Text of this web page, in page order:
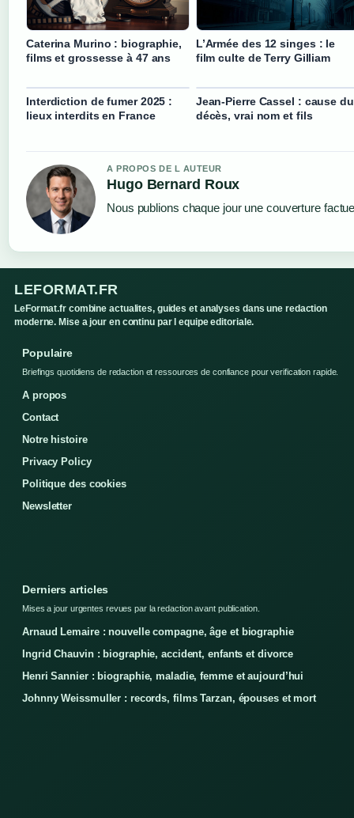
Caterina Murino : biographie,
films et grossesse à 47 ans
L’Armée des 12 singes : le
film culte de Terry Gilliam
Interdiction de fumer 2025 :
lieux interdits en France
Jean-Pierre Cassel : cause du
décès, vrai nom et fils
A PROPOS DE L AUTEUR
Hugo Bernard Roux
Nous publions chaque jour une couverture
LEFORMAT.FR
LeFormat.fr combine actualites, guides et analyses dans une redaction
moderne. Mise a jour en continu par l equipe editoriale.
Populaire
Briefings quotidiens de redaction et ressources de confiance pour verification rapide.
A propos
Contact
Notre histoire
Privacy Policy
Politique des cookies
Newsletter
Derniers articles
Mises a jour urgentes revues par la redaction avant publication.
Arnaud Lemaire : nouvelle compagne, âge et biographie
Ingrid Chauvin : biographie, accident, enfants et divorce
Henri Sannier : biographie, maladie, femme et aujourd’hui
Johnny Weissmuller : records, films Tarzan, épouses et mort